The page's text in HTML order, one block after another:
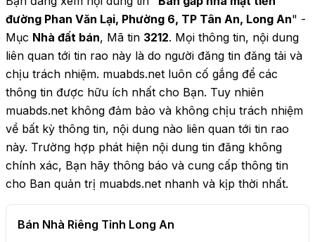
đường Phan Văn Lại, Phường 6, TP Tân An, Long An" -
Mục Nhà đất bán, Mã tin 3212. Mọi thông tin, nội dung
liên quan tới tin rao này là do người đăng tin đăng tải và
chịu trách nhiệm. muabds.net luôn cố gắng để các
thông tin được hữu ích nhất cho Bạn. Tuy nhiên
muabds.net không đảm bảo và không chịu trách nhiệm
về bất kỳ thông tin, nội dung nào liên quan tới tin rao
này. Trường hợp phát hiện nội dung tin đăng không
chính xác, Bạn hãy thông báo và cung cấp thông tin
cho Ban quản trị muabds.net nhanh và kịp thời nhất.
Bán Nhà Riêng Tỉnh Long An